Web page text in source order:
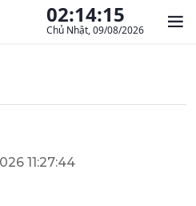
02:14:15
Chủ Nhật, 09/08/2026
11:27:44